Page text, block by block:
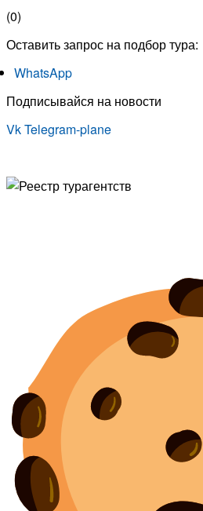
(0)
Оставить запрос на подбор тура:
WhatsApp
Подписывайся на новости
VkTelegram-plane